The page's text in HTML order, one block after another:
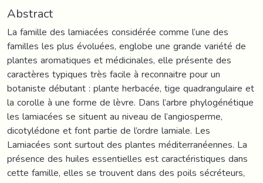
Abstract
La famille des lamiacées considérée comme l’une des
familles les plus évoluées, englobe une grande variété de
plantes aromatiques et médicinales, elle présente des
caractères typiques très facile à reconnaitre pour un
botaniste débutant : plante herbacée, tige quadrangulaire et
la corolle à une forme de lèvre. Dans l’arbre phylogénétique
les lamiacées se situent au niveau de l’angiosperme,
dicotylédone et font partie de l’ordre lamiale. Les
Lamiacées sont surtout des plantes méditerranéennes. La
présence des huiles essentielles est caractéristiques dans
cette famille, elles se trouvent dans des poils sécréteurs,